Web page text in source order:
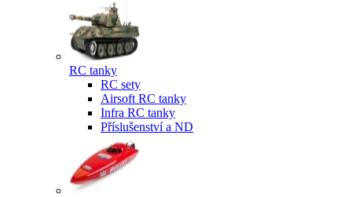
RC tanky
RC sety
Airsoft RC tanky
Infra RC tanky
Příslušenství a ND